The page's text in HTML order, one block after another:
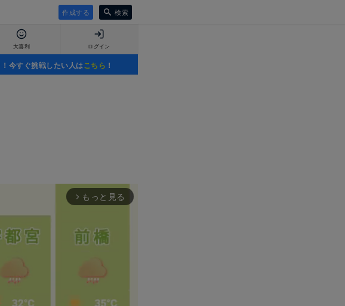
作成する 検索
大喜利 ログイン
今すぐ挑戦したい人はこちら ！
arrow_forward_ios もっと見る